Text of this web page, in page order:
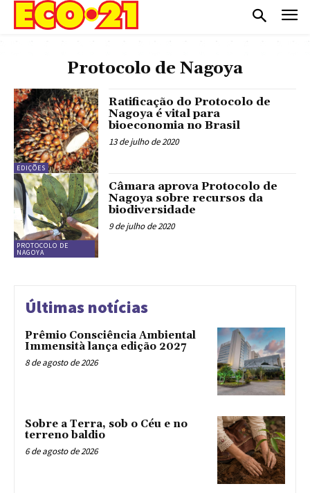
Protocolo de Nagoya
EDIÇÕES
Ratificação do Protocolo de
Nagoya é vital para
bioeconomia no Brasil
13 de julho de 2020
PROTOCOLO DE
NAGOYA
Câmara aprova Protocolo de
Nagoya sobre recursos da
biodiversidade
9 de julho de 2020
Últimas notícias
Prêmio Consciência Ambiental
Immensità lança edição 2027
8 de agosto de 2026
Sobre a Terra, sob o Céu e no
terreno baldio
6 de agosto de 2026